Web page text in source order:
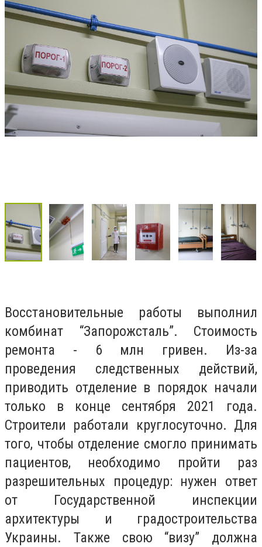
Восстановительные работы выполнил
комбинат “Запорожсталь”. Стоимость
ремонта - 6 млн гривен. Из-за
проведения следственных действий,
приводить отделение в порядок начали
только в конце сентября 2021 года.
Строители работали круглосуточно. Для
того, чтобы отделение смогло принимать
пациентов, необходимо пройти раз
разрешительных процедур: нужен ответ
от Государственной инспекции
архитектуры и градостроительства
Украины. Также свою “визу” должна